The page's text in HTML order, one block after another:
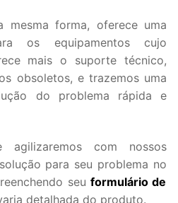
forma, oferece uma
os equipamentos cujo
mais o suporte técnico,
obsoletos, e trazemos uma
do problema rápida e
com nossos
para seu problema no
seu formulário de
detalhada do produto.